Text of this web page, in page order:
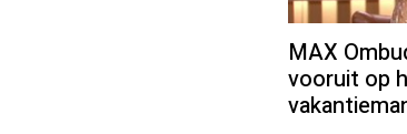
MAX
vooruit op